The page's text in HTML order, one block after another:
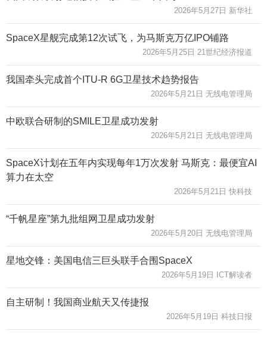
2026年5月27日 新华社
SpaceX星舰完成第12次试飞，为马斯克万亿IPO铺路
2026年5月25日 21世纪经济报道
我国牵头完成首个ITU-R 6G卫星技术趋势报告
2026年5月21日 无线电管理局
中欧联合研制的SMILE卫星成功发射
2026年5月21日 无线电管理局
SpaceX计划在五年内实现每年1万次发射 马斯克：最便宜AI
算力在太空
2026年5月21日 快科技
“千帆星座”第九批组网卫星成功发射
2026年5月20日 无线电管理局
星地交锋：美国电信三巨头联手合围SpaceX
2026年5月19日 ICT解读者
自主研制！我国商业航天又传捷报
2026年5月19日 科技日报